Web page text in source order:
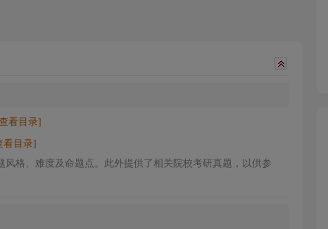
看目录]
看目录]
格、难度及命题点。此外提供了相关院校考研真题，以供参